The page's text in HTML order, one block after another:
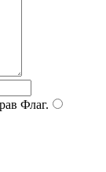
Флаг.